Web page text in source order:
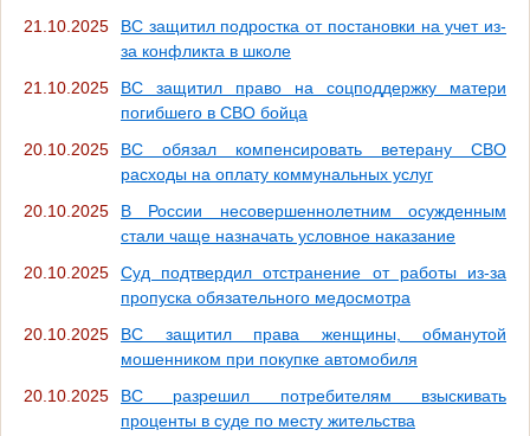
21.10.2025
ВС защитил подростка от постановки на учет из-
за конфликта в школе
21.10.2025
ВС защитил право на соцподдержку матери
погибшего в СВО бойца
20.10.2025
ВС обязал компенсировать ветерану СВО
расходы на оплату коммунальных услуг
20.10.2025
В России несовершеннолетним осужденным
стали чаще назначать условное наказание
20.10.2025
Суд подтвердил отстранение от работы из-за
пропуска обязательного медосмотра
20.10.2025
ВС защитил права женщины, обманутой
мошенником при покупке автомобиля
20.10.2025
ВС разрешил потребителям взыскивать
проценты в суде по месту жительства